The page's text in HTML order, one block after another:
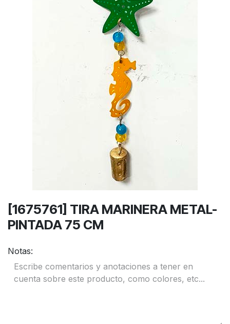
[1675761] TIRA MARINERA METAL-
PINTADA 75 CM
Notas: